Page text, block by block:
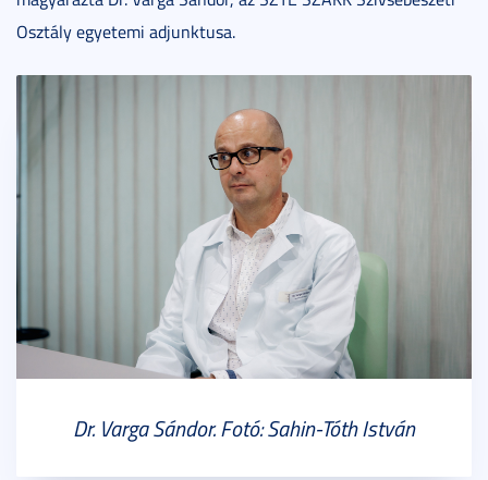
Osztály egyetemi adjunktusa.
Dr. Varga Sándor. Fotó: Sahin-Tóth István